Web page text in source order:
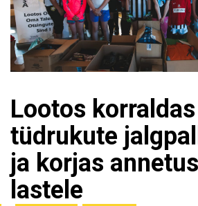
Lootos korraldas
tüdrukute
ja korjas
lastele